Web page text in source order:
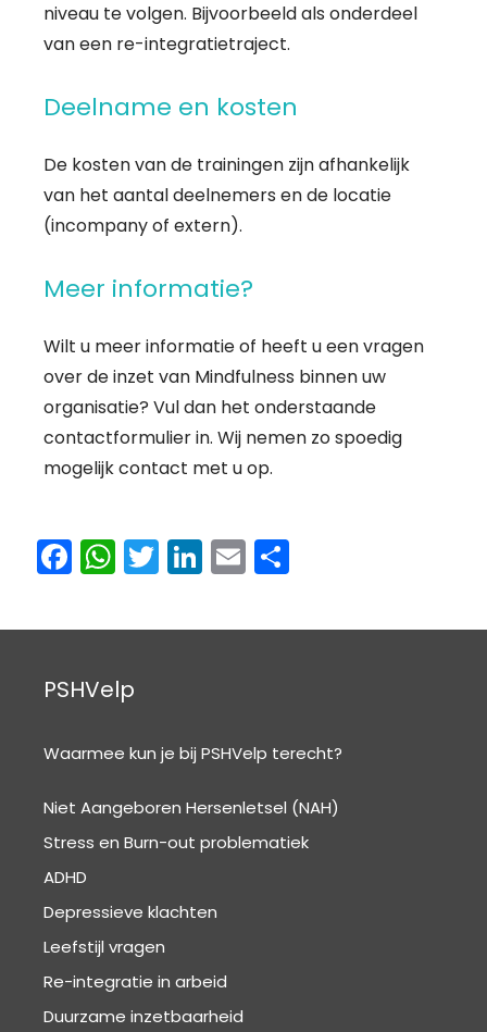
niveau te volgen. Bijvoorbeeld als onderdeel
van een re-integratietraject.
Deelname en kosten
De kosten van de trainingen zijn afhankelijk
van het aantal deelnemers en de locatie
(incompany of extern).
Meer informatie?
Wilt u meer informatie of heeft u een vragen
over de inzet van Mindfulness binnen uw
organisatie? Vul dan het onderstaande
contactformulier in. Wij nemen zo spoedig
mogelijk contact met u op.
F
c
b
o
k
W
a
A
p
T
itt
Li
k
E
ai e
PSHVelp
Waarmee kun je bij PSHVelp terecht?
Niet Aangeboren Hersenletsel (NAH)
Stress en Burn-out problematiek
ADHD
Depressieve klachten
Leefstijl vragen
Re-integratie in arbeid
Duurzame inzetbaarheid